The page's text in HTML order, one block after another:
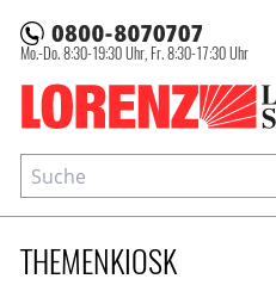
Lorenz
Mo.-Do. 8:30-19:30 Uhr, Fr. 8:30-17:30 Uhr
THEMENKIOSK
Suche
Zeitschriftensuche